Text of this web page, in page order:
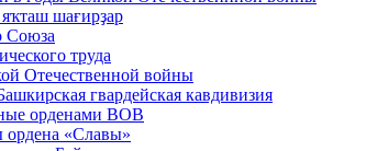
шағирҙар
Союза
труда
Отечественной войны
гвардейская кавдивизия
орденами ВОВ
ордена «Славы»